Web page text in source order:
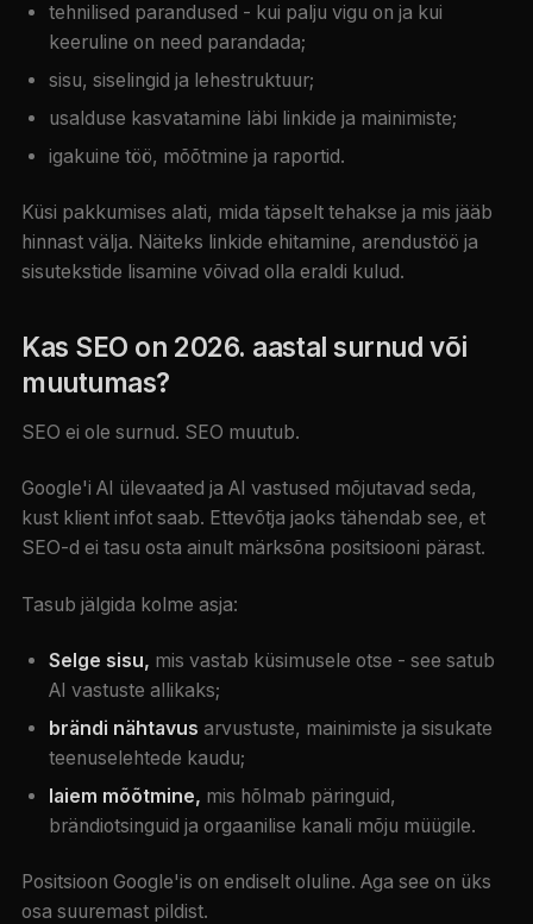
tehnilised parandused - kui palju vigu on ja kui
keeruline on need parandada;
sisu, siselingid ja lehestruktuur;
usalduse kasvatamine läbi linkide ja mainimiste;
igakuine töö, mõõtmine ja raportid.
Küsi pakkumises alati, mida täpselt tehakse ja mis jääb
hinnast välja. Näiteks linkide ehitamine, arendustöö ja
sisutekstide lisamine võivad olla eraldi kulud.
Kas SEO on 2026. aastal surnud või
muutumas?
SEO ei ole surnud. SEO muutub.
Google'i AI ülevaated ja AI vastused mõjutavad seda,
kust klient infot saab. Ettevõtja jaoks tähendab see, et
SEO-d ei tasu osta ainult märksõna positsiooni pärast.
Tasub jälgida kolme asja:
Selge sisu, mis vastab küsimusele otse - see satub
AI vastuste allikaks;
brändi nähtavus arvustuste, mainimiste ja sisukate
teenuselehtede kaudu;
laiem mõõtmine, mis hõlmab päringuid,
brändiotsinguid ja orgaanilise kanali mõju müügile.
Positsioon Google'is on endiselt oluline. Aga see on üks
osa suuremast pildist.